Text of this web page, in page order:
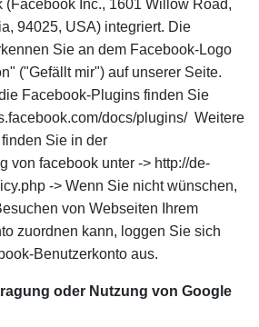
(Facebook Inc., 1601 Willow Road,
94025, USA) integriert. Die
Sie an dem Facebook-Logo
("Gefällt mir") auf unserer Seite.
Facebook-Plugins finden Sie
docs/plugins/ Weitere
Sie in der
von facebook unter -> http://de-
-> Wenn Sie nicht wünschen,
von Webseiten Ihrem
zuordnen kann, loggen Sie sich
Benutzerkonto aus.
oder Nutzung von Google